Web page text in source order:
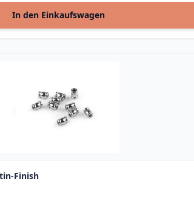
In den Einkaufswagen
Finish